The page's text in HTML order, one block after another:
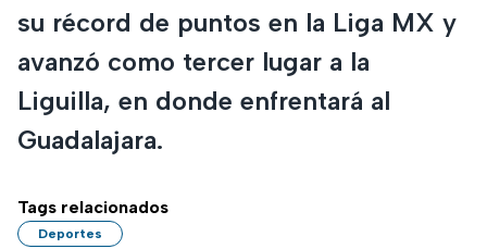
su récord de puntos en la Liga MX y
avanzó como tercer lugar a la
Liguilla, en donde enfrentará al
Guadalajara.
Tags relacionados
Deportes